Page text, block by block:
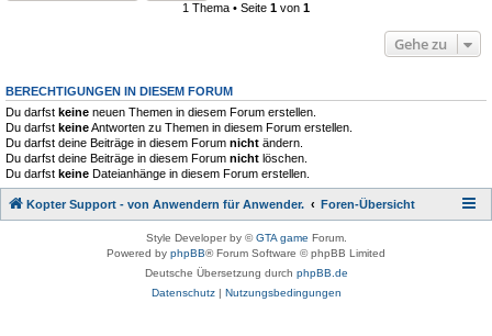
1 Thema • Seite 1 von 1
Gehe zu
BERECHTIGUNGEN IN DIESEM FORUM
Du darfst keine neuen Themen in diesem Forum erstellen.
Du darfst keineAntworten zu Themen in diesem Forum erstellen.
Du darfst deine Beiträge in diesem Forum nicht ändern.
Du darfst deine Beiträge in diesem Forum nicht löschen.
Du darfst keine Dateianhänge in diesem Forum erstellen.
Kopter Support - von Anwendern für Anwender. Foren-Übersicht
Style Developer by ©GTA game Forum.
Powered by phpBB® Forum Software © phpBB Limited
Deutsche Übersetzung durch phpBB.de
Datenschutz| Nutzungsbedingungen